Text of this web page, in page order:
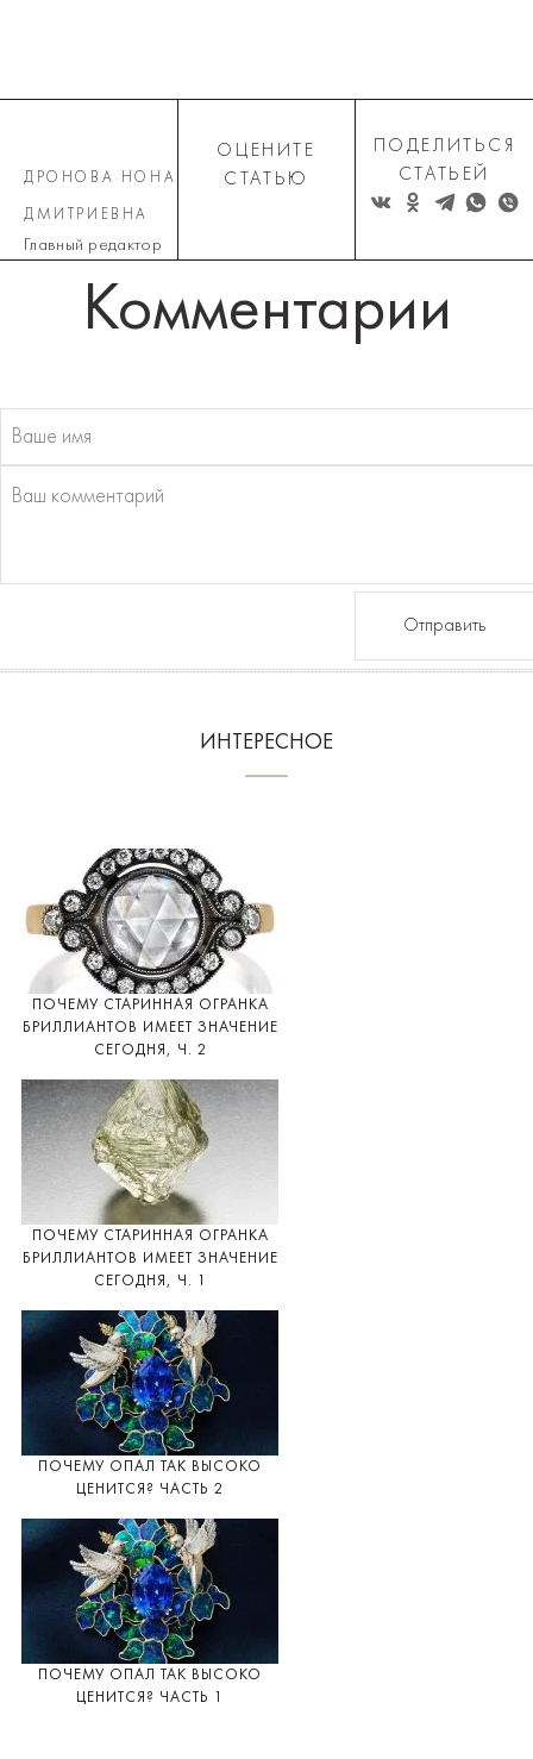
ДРОНОВА НОНА
ДМИТРИЕВНА
Главный редактор
ОЦЕНИТЕ
СТАТЬЮ
ПОДЕЛИТЬСЯ
СТАТЬЕЙ
Комментарии
Отправить
ИНТЕРЕСНОЕ
ПОЧЕМУ СТАРИННАЯ ОГРАНКА
БРИЛЛИАНТОВ ИМЕЕТ ЗНАЧЕНИЕ
СЕГОДНЯ, Ч. 2
ПОЧЕМУ СТАРИННАЯ ОГРАНКА
БРИЛЛИАНТОВ ИМЕЕТ ЗНАЧЕНИЕ
СЕГОДНЯ, Ч. 1
ПОЧЕМУ ОПАЛ ТАК ВЫСОКО
ЦЕНИТСЯ? ЧАСТЬ 2
ПОЧЕМУ ОПАЛ ТАК ВЫСОКО
ЦЕНИТСЯ? ЧАСТЬ 1